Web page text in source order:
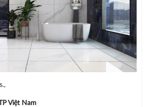
Việt Nam